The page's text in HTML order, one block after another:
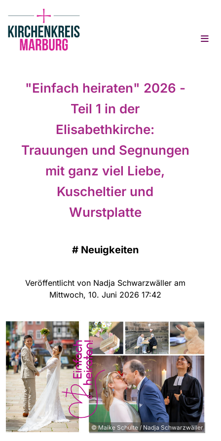
"Einfach heiraten" 2026 -
Teil 1 in der
Elisabethkirche:
Trauungen und Segnungen
mit ganz viel Liebe,
Kuscheltier und
Wurstplatte
# Neuigkeiten
Veröffentlicht von Nadja Schwarzwäller am
Mittwoch, 10. Juni 2026 17:42
© Maike Schulte / Nadja Schwarzwäller